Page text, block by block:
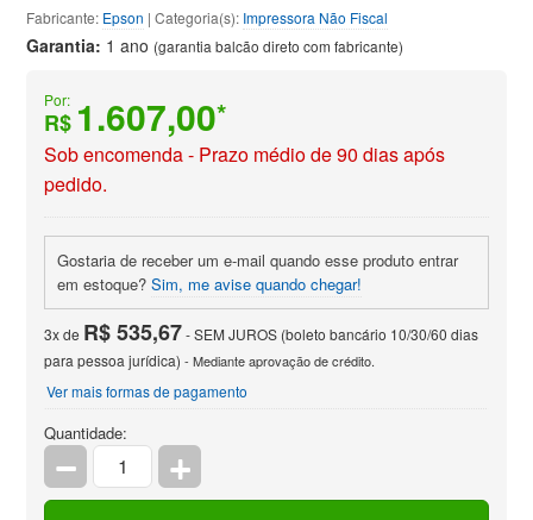
Fabricante: Epson | Categoria(s): Impressora Não Fiscal
Garantia: 1 ano (garantia balcão direto com fabricante)
Por:
R$ 1.607,00*
Sob encomenda - Prazo médio de 90 dias após
pedido.
Gostaria de receber um e-mail quando esse produto entrar
em estoque?Sim, me avise quando chegar!
3x de R$ 535,67- SEM JUROS (boleto bancário 10/30/60 dias
para pessoa jurídica) - Mediante aprovação de crédito.
Ver mais formas de pagamento
Quantidade: